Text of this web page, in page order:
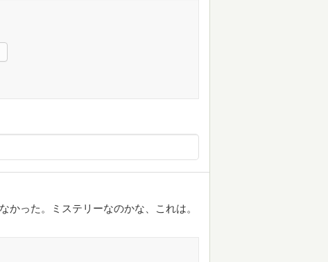
かった。ミステリーなのかな、これは。